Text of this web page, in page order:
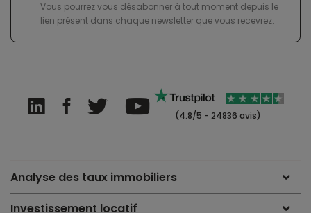
Vous pourrez vous désabonner à tout moment depuis le
lien présent dans chaque newsletter que vous recevrez.
(4.8/5 - 24836 avis)
Analyse des taux immobiliers
Investissement locatif